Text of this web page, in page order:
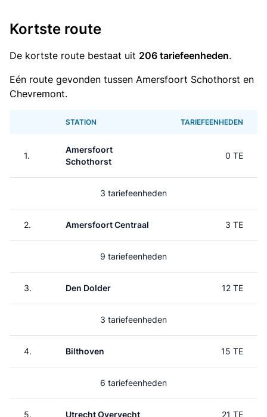
Kortste route
De kortste route bestaat uit 206 tariefeenheden.
Eén route gevonden tussen Amersfoort Schothorst en
Chevremont.
STATION TARIEFEENHEDEN
1.
Amersfoort
Schothorst
0 TE
3 tariefeenheden
2. Amersfoort Centraal 3 TE
9 tariefeenheden
3. Den Dolder 12 TE
3 tariefeenheden
4. Bilthoven 15 TE
6 tariefeenheden
5. Utrecht Overvecht 21 TE